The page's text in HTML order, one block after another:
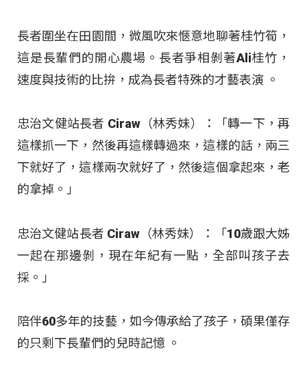
長者圍坐在田園間，微風吹來愜意地聊著桂竹筍，
這是長輩們的開心農場。長者爭相剝著Ali桂竹，
速度與技術的比拚，成為長者特殊的才藝表演 。
忠治文健站長者 Ciraw（林秀妹）：「轉一下，再
這樣抓一下，然後再這樣轉過來，這樣的話，兩三
下就好了，這樣兩次就好了，然後這個拿起來，老
的拿掉。」
忠治文健站長者 Ciraw（林秀妹）：「10歲跟大姊
一起在那邊剝，現在年紀有一點，全部叫孩子去
採。」
陪伴60多年的技藝，如今傳承給了孩子，碩果僅存
的只剩下長輩們的兒時記憶 。